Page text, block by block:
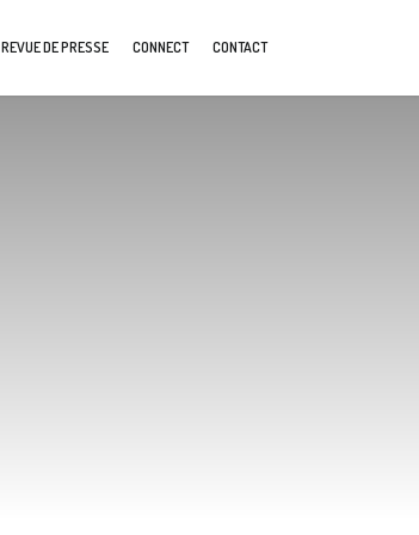
REVUE DE PRESSE CONNECT CONTACT